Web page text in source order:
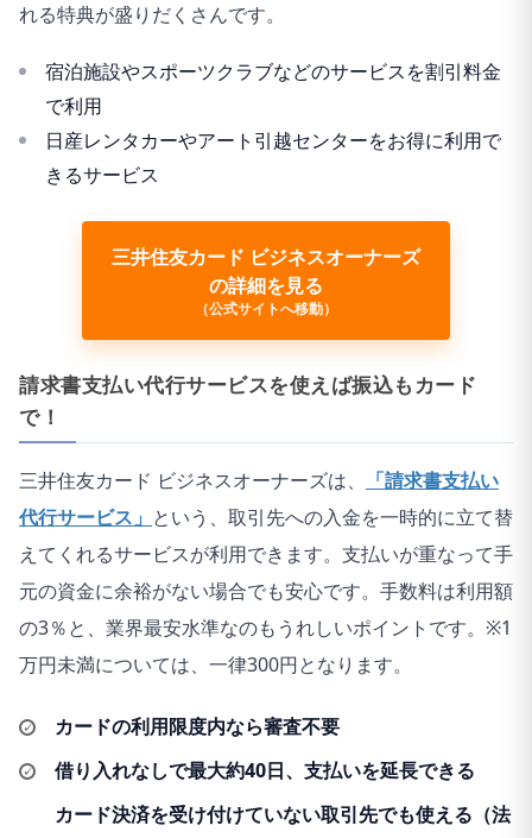
れる特典が盛りだくさんです。
宿泊施設やスポーツクラブなどのサービスを割引料金
で利用
日産レンタカーやアート引越センターをお得に利用で
きるサービス
三井住友カード ビジネスオーナーズ
の詳細を見る
（公式サイトへ移動）
請求書支払い代行サービスを使えば振込もカード
で！
三井住友カード ビジネスオーナーズは、
「請求書支払い
代行サービス」 という、取引先への入金を一時的に立て替
えてくれるサービスが利用できます。支払いが重なって手
元の資金に余裕がない場合でも安心です。手数料は利用額
の3％と、業界最安水準なのもうれしいポイントです。※1
万円未満については、一律300円となります。
カードの利用限度内なら審査不要
借り入れなしで最大約40日、支払いを延長できる
カード決済を受け付けていない取引先でも使える（法